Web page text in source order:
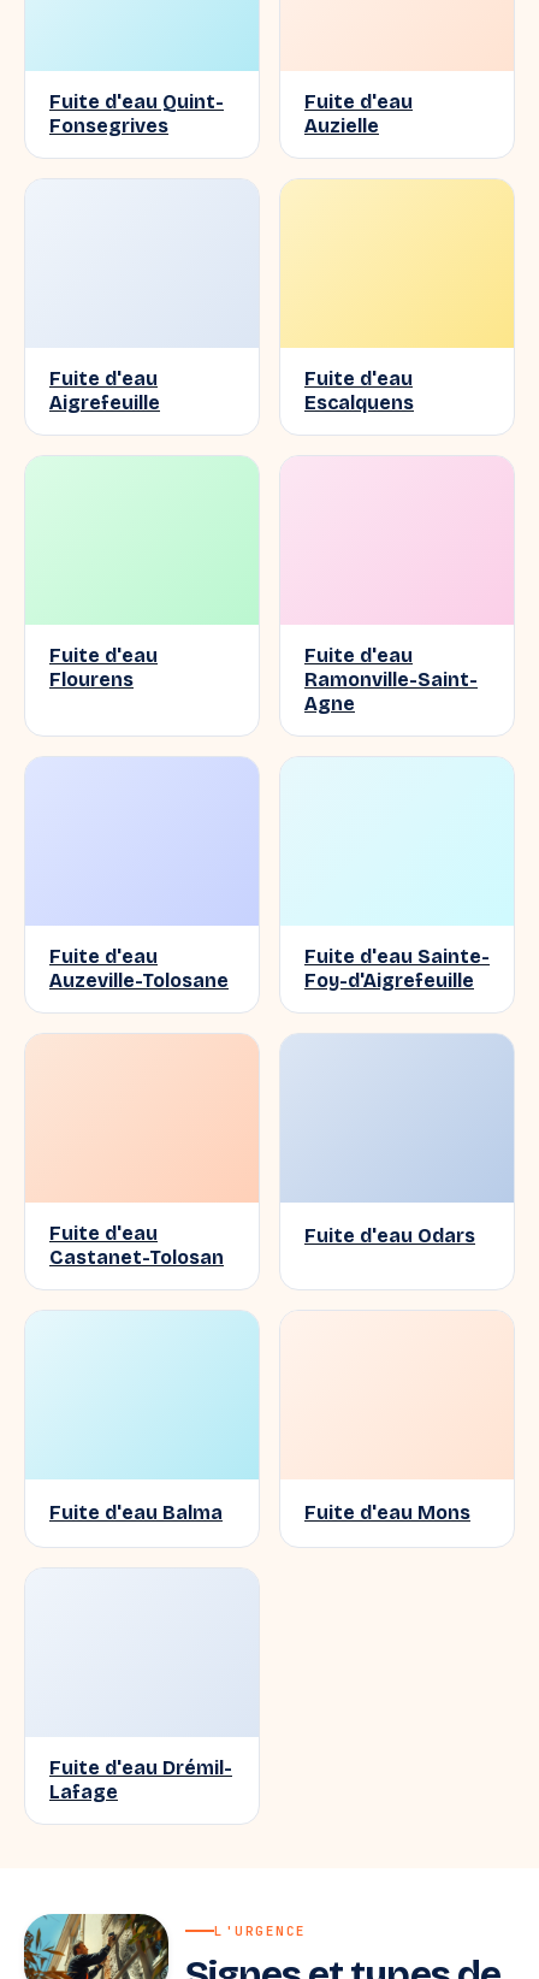
Fuite d'eau Quint-
Fonsegrives
Fuite d'eau
Auzielle
Fuite d'eau
Aigrefeuille
Fuite d'eau
Escalquens
Fuite d'eau
Flourens
Fuite d'eau
Ramonville-Saint-
Agne
Fuite d'eau
Auzeville-Tolosane
Fuite d'eau Sainte-
Foy-d'Aigrefeuille
Fuite d'eau
Castanet-Tolosan
Fuite d'eau Odars
Fuite d'eau Balma Fuite d'eau Mons
Fuite d'eau Drémil-
Lafage
L'URGENCE